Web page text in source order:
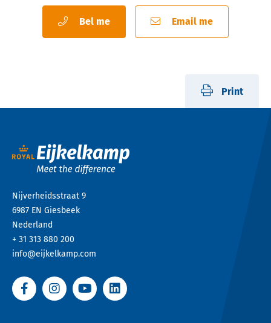
Bel me Email me
Print
Nijverheidsstraat 9
6987 EN Giesbeek
Nederland
+ 31 313 880 200
info@eijkelkamp.com